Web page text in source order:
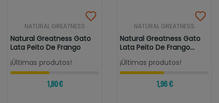
NATURAL GREATNESS
Natural Greatness Gato
Lata Peito De Frango
¡Últimas produtos!
1,80 €
NATURAL GREATNESS
Natural Greatness Gato
Lata Peito De Frango
Para...
¡Últimas produtos!
1,96 €